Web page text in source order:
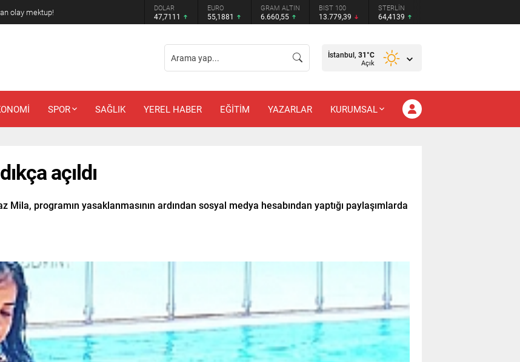
olay mektup! DOLAR
47,7111
EURO
55,1881
GRAM ALTIN
6.660,55
BIST 100
13.779,39
STERLİN
64,4139
İstanbul, 31°C
Açık
SPOR SAĞLIK YEREL HABER EĞİTİM YAZARLAR KURUMSAL
açıldı
Mila, programın yasaklanmasının ardından sosyal medya hesabından yaptığı paylaşımlarda